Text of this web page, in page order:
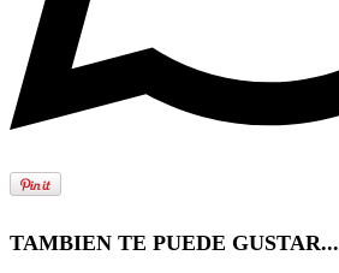
TAMBIEN TE PUEDE GUSTAR...